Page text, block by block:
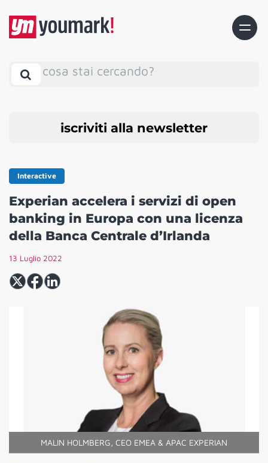
cosa stai cercando?
iscriviti alla newsletter
Interactive
Experian accelera i servizi di open
banking in Europa con una licenza
della Banca Centrale d’Irlanda
13 Luglio 2022
MALIN HOLMBERG, CEO EMEA & APAC EXPERIAN